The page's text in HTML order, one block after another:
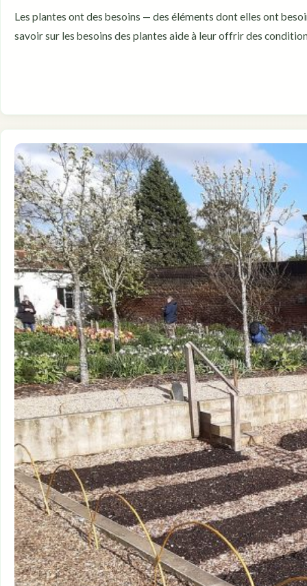
Les plantes ont des besoins — des éléments dont elles ont
savoir sur les besoins des plantes aide à leur offrir des